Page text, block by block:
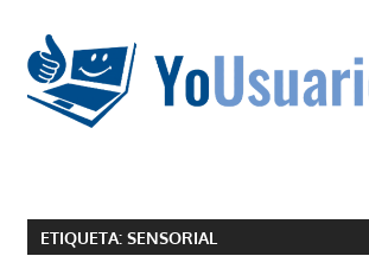
contenido
noETIQUETA: SENSORIAL